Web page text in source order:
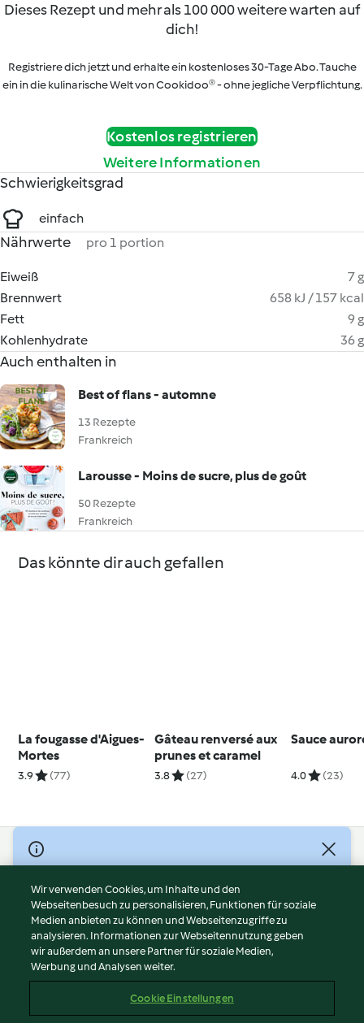
Dieses Rezept und mehr als 100 000 weitere warten auf
dich!
Registriere dich jetzt und erhalte ein kostenloses 30-Tage Abo. Tauche
ein in die kulinarische Welt von Cookidoo® - ohne jegliche Verpflichtung.
Kostenlos registrieren
Weitere Informationen
Schwierigkeitsgrad
einfach
Nährwerte pro 1 portion
Eiweiß
7 g
Brennwert
658 kJ / 157 kcal
Fett
9 g
Kohlenhydrate
36 g
Auch enthalten in
Best of flans - automne
13 Rezepte
Frankreich
Larousse - Moins de sucre, plus de goût
50 Rezepte
Frankreich
Das könnte dir auch gefallen
La fougasse d'Aigues-
Mortes
3.9 (77)
Gâteau renversé aux
prunes et caramel
3.8 (27)
Sauce
4.0 (23)
© Copyright 2026
Nutzungsbedingungen
Datenschutzrichtlinien
Disclaimer
Impressum
Cookies
Abo kündigen
Wir verwenden Cookies, um Inhalte und den
Webseitenbesuch zu personalisieren, Funktionen für soziale
Medien anbieten zu können und Webseitenzugriffe zu
analysieren. Informationen zur Webseitennutzung geben
wir außerdem an unsere Partner für soziale Medien,
Werbung und Analysen weiter.
Cookie Einstellungen